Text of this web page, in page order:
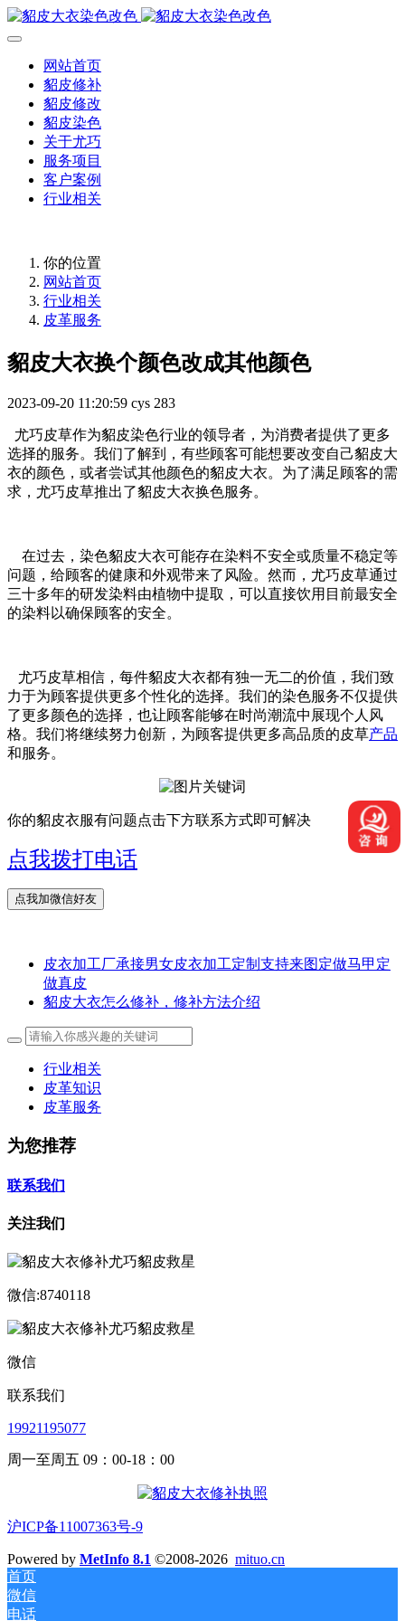
网站首页
貂皮修补
貂皮修改
貂皮染色
关于尤巧
服务项目
客户案例
行业相关
你的位置
网站首页
行业相关
皮革服务
貂皮大衣换个颜色改成其他颜色
2023-09-20 11:20:59 cys 283
尤巧皮草作为貂皮染色行业的领导者，为消费者提供了更多
选择的服务。我们了解到，有些顾客可能想要改变自己貂皮大
衣的颜色，或者尝试其他颜色的貂皮大衣。为了满足顾客的需
求，尤巧皮草推出了貂皮大衣换色服务。
在过去，染色貂皮大衣可能存在染料不安全或质量不稳定等
问题，给顾客的健康和外观带来了风险。然而，尤巧皮草通过
三十多年的研发染料由植物中提取，可以直接饮用目前最安全
的染料以确保顾客的安全。
尤巧皮草相信，每件貂皮大衣都有独一无二的价值，我们致
力于为顾客提供更多个性化的选择。我们的染色服务不仅提供
了更多颜色的选择，也让顾客能够在时尚潮流中展现个人风
格。我们将继续努力创新，为顾客提供更多高品质的皮草产品
和服务。
你的貂皮衣服有问题点击下方联系方式即可解决
点我拨打电话
皮衣加工厂承接男女皮衣加工定制支持来图定做马甲定
做真皮
貂皮大衣怎么修补，修补方法介绍
行业相关
皮革知识
皮革服务
为您推荐
联系我们
关注我们
微信:8740118
微信
联系我们
19921195077
周一至周五 09：00-18：00
沪ICP备11007363号-9
Powered by MetInfo 8.1 ©2008-2026 mituo.cn
首页
微信
电话